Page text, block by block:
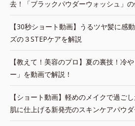
去！「ブラックパウダーウォッシュ」
【30秒ショート動画】うるツヤ髪に感
ズの３STEPケアを解説
【教えて！美容のプロ】夏の裏技！冷
ー」を動画で解説！
【ショート動画】軽めのメイクで過ご
肌に仕上げる新発売のスキンケアパウ